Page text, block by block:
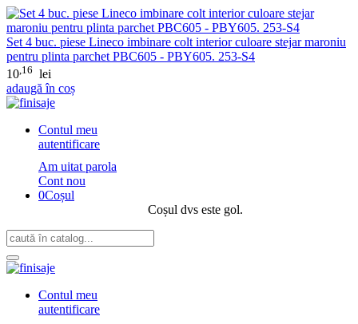
Set 4 buc. piese Lineco imbinare colt interior culoare stejar maroniu
pentru plinta parchet PBC605 - PBY605. 253-S4
10,16 lei
adaugă în coș
Contul meu
autentificare
Am uitat parola
Cont nou
0Coșul
Coșul dvs este gol.
Contul meu
autentificare